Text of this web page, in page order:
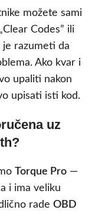
možete sami
Codes” ili
je razumeti da
Ako kvar i
upaliti nakon
upisati isti kod.
uz
Torque Pro —
i ima veliku
rade OBD